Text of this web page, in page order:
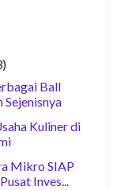
Ball
Sejenisnya
Kuliner di
Mikro SIAP
Inves...